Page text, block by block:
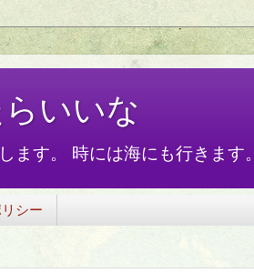
いいな
ます。 時には海にも行きます。
シー